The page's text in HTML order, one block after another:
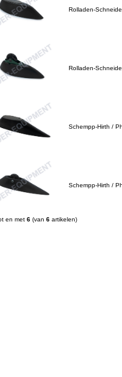
Rolladen-
Rolladen-
Schempp-Hirth /
Schempp-Hirth /
en met 6 (van 6 artikelen)